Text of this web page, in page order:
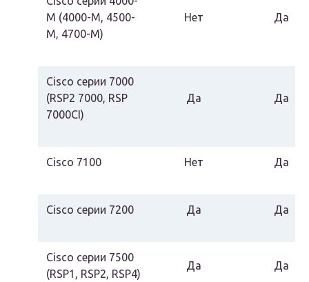
M (4000-M, 4500-
M, 4700-M)
Нет Да
Cisco серии 7000
(RSP2 7000, RSP
7000CI)
Да Да
Cisco 7100 Нет Да
Cisco серии 7200 Да Да
Cisco серии 7500
(RSP1, RSP2, RSP4)
Да Да